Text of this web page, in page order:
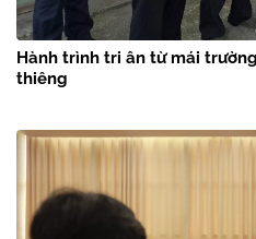
Hành trình tri ân từ mái
thiêng